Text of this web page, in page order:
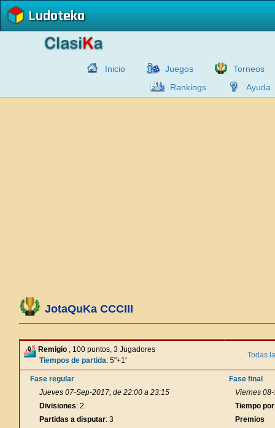
Ludoteka
Inicio Juegos
Torneos
Rankings
Ayuda
JotaQuKa CCCIII
Remigio , 100 puntos, 3 Jugadores
Tiempos de partida: 5"+1'
Todas
Fase regular
Jueves 07-Sep-2017, de 22:00 a 23:15
Divisiones: 2
Partidas a disputar: 3
Fase final
Viernes
Tiempo
Premios